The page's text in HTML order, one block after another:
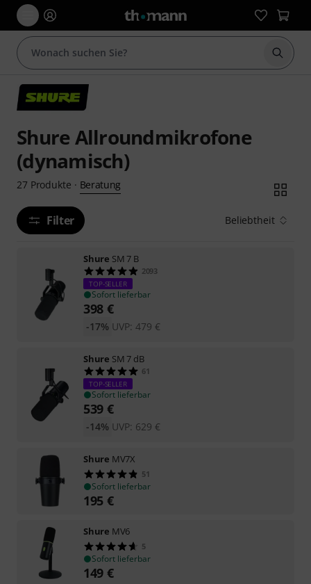
Suche
Shure Allroundmikrofone
(dynamisch)
27 Produkte · Beratung
Filter Beliebtheit
Shure SM 7 B
2093
TOP-SELLER
Sofort lieferbar
398 €
UVP: 479 €
-17%
Shure SM 7 dB
61
TOP-SELLER
Sofort lieferbar
539 €
UVP: 629 €
-14%
Shure MV7X
51
Sofort lieferbar
195 €
Shure MV6
5
Sofort lieferbar
149 €